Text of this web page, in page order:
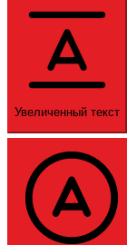
Увеличенный текст